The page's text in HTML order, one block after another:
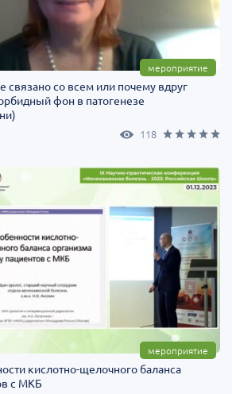
мероприятие
связано со всем или почему вдруг
фон в патогенезе
118
мероприятие
кислотно-щелочного баланса
с МКБ